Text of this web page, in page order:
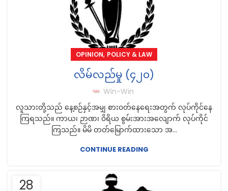
OPINION, POLICY & LAW
လိမ်လည်မှု (၄၂၀)
Win-Win
လူသားတို့သည် နေ့စဉ်နှင့်အမျှ စား၀တ်နေရေးအတွက် လုပ်ကိုင်နေ
ကြရသည်။ ကာယ၊ ဉာဏ၊ ၀ိရိယ စွမ်းအားအလျောက် လုပ်ကိုင်
ကြသည်။ မိမိ တတ်မြောက်ထားသော အ...
CONTINUE READING
28